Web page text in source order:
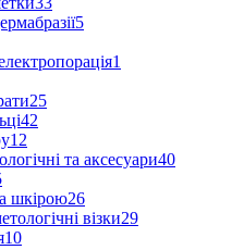
5
1
25
42
12
та аксесуари40
шкірою26
візки29
10